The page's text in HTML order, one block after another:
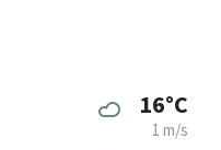
16°C
1 m/s